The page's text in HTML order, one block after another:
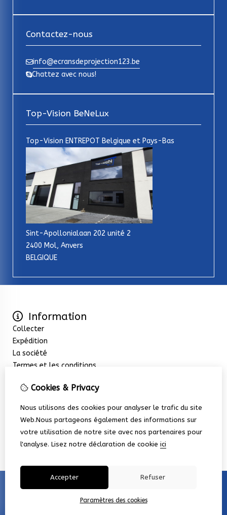
Contactez-nous
info@ecransdeprojection123.be
Chattez avec nous!
Top-Vision BeNeLux
Top-Vision ENTREPOT Belgique et Pays-Bas
Sint-Apollonialaan 202 unité 2
2400 Mol, Anvers
BELGIQUE
Information
Collecter
Expédition
La société
Termes et les conditions
Promotions
Service client
Retour de marchandise
Cookies & Privacy
Nous utilisons des cookies pour analyser le trafic du site
Web.Nous partageons également des informations sur
votre utilisation de notre site avec nos partenaires pour
l'analyse. Lisez notre déclaration de cookie ici
Accepter Refuser
Paramètres des cookies